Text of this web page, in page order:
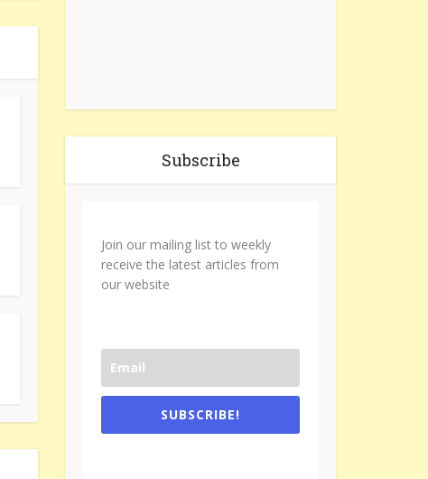
Subscribe
Join our mailing list to weekly
receive the latest articles from
our website
SUBSCRIBE!